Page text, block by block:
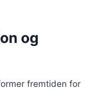
og
fremtiden for